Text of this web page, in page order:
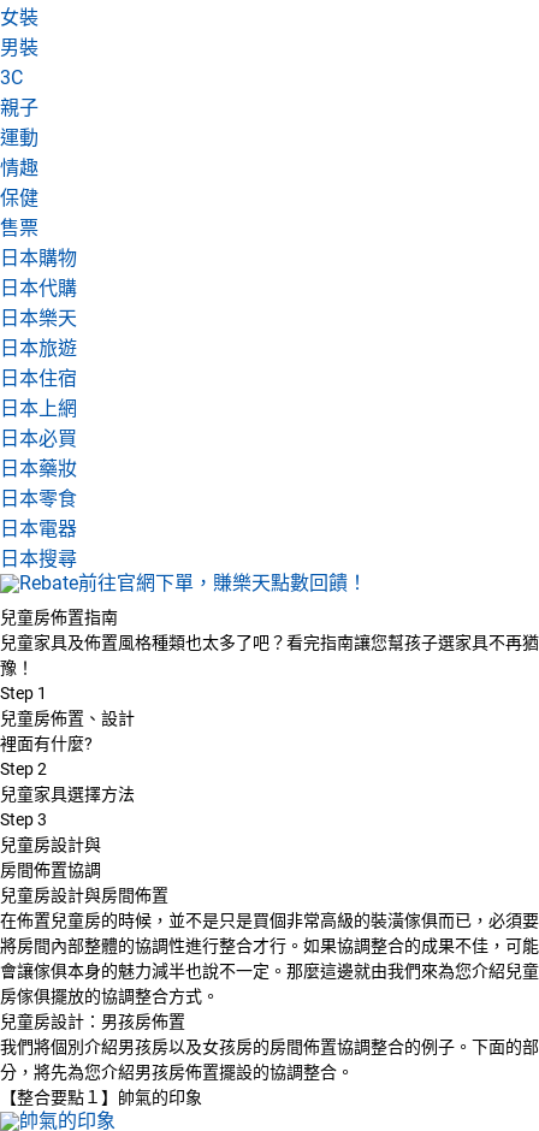
女裝
男裝
3C
親子
運動
情趣
保健
售票
日本購物
日本代購
日本樂天
日本旅遊
日本住宿
日本上網
日本必買
日本藥妝
日本零食
日本電器
日本搜尋
兒童房佈置指南
兒童家具及佈置風格種類也太多了吧？看完指南讓您幫孩子選家具不再猶
豫！
Step 1
兒童房佈置、設計
裡面有什麼?
Step2
兒童家具選擇方法
Step3
兒童房設計與
房間佈置協調
兒童房設計與房間佈置
在佈置兒童房的時候，並不是只是買個非常高級的裝潢傢俱而已，必須要
將房間內部整體的協調性進行整合才行。如果協調整合的成果不佳，可能
會讓傢俱本身的魅力減半也說不一定。那麼這邊就由我們來為您介紹兒童
房傢俱擺放的協調整合方式。
兒童房設計：男孩房佈置
我們將個別介紹男孩房以及女孩房的房間佈置協調整合的例子。下面的部
分，將先為您介紹男孩房佈置擺設的協調整合。
【整合要點１】帥氣的印象